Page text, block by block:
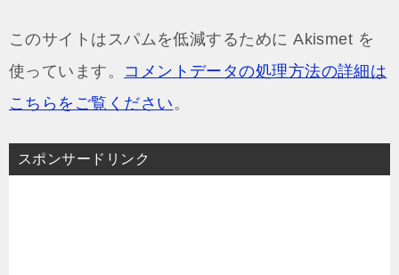
このサイトはスパムを低減するために Akismet を
使っています。 コメントデータの処理方法の詳細は
こちらをご覧ください 。
スポンサードリンク